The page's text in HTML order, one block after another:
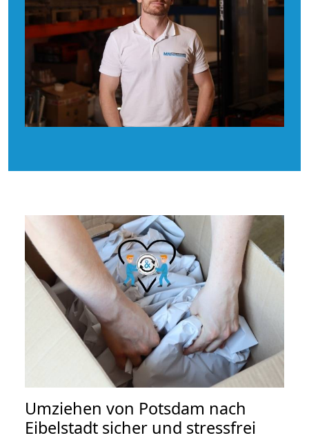
Umziehen von Potsdam nach
Eibelstadt sicher und stressfrei